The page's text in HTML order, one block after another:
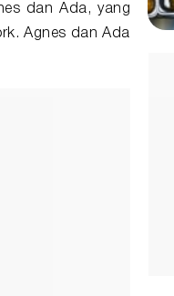
dan Ada, yang
Agnes dan Ada